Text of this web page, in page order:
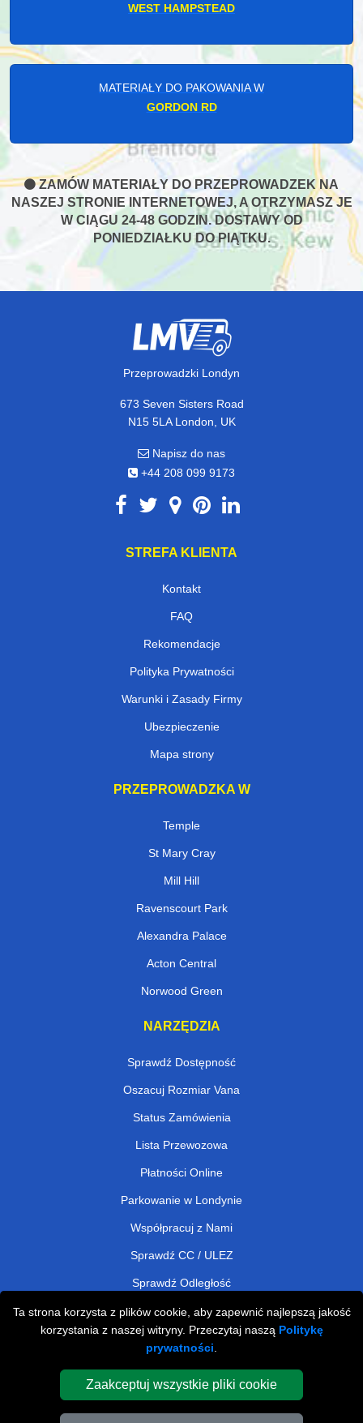
Ta strona korzysta z plików cookie, aby zapewnić najlepszą jakość
korzystania z naszej witryny. Przeczytaj naszą Politykę
prywatności
Zaakceptuj wszystkie pliki cookie
WEST HAMPSTEAD
MATERIAŁY DO PAKOWANIA W
GORDON RD
ZAMÓW MATERIAŁY DO PRZEPROWADZEK NA
NASZEJ STRONIE INTERNETOWEJ, A OTRZYMASZ JE
W CIĄGU 24-48 GODZIN. DOSTAWY OD
PONIEDZIAŁKU DO PIĄTKU.
Przeprowadzki Londyn
673 Seven Sisters Road
N15 5LA London, UK
Napisz do nas
+44 208 099 9173
STREFA KLIENTA
Kontakt
FAQ
Rekomendacje
Polityka Prywatności
Warunki i Zasady Firmy
Ubezpieczenie
Mapa strony
PRZEPROWADZKA W
Temple
St Mary Cray
Mill Hill
Ravenscourt Park
Alexandra Palace
Acton Central
Norwood Green
NARZĘDZIA
Sprawdź Dostępność
Oszacuj Rozmiar Vana
Status Zamówienia
Lista Przewozowa
Płatności Online
Parkowanie w Londynie
Współpracuj z Nami
Sprawdź CC / ULEZ
Sprawdź Odległość
Man and Van Removals